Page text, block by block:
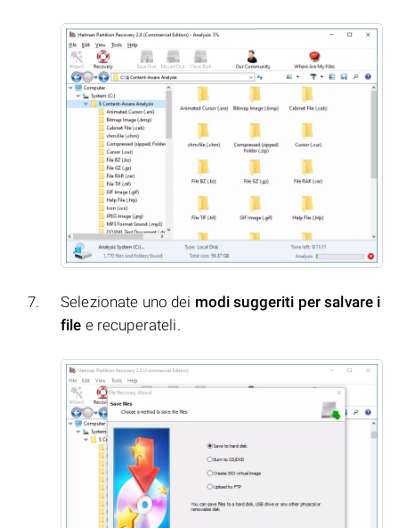
Selezionate uno dei modi suggeriti per salvare i
file e recuperateli.